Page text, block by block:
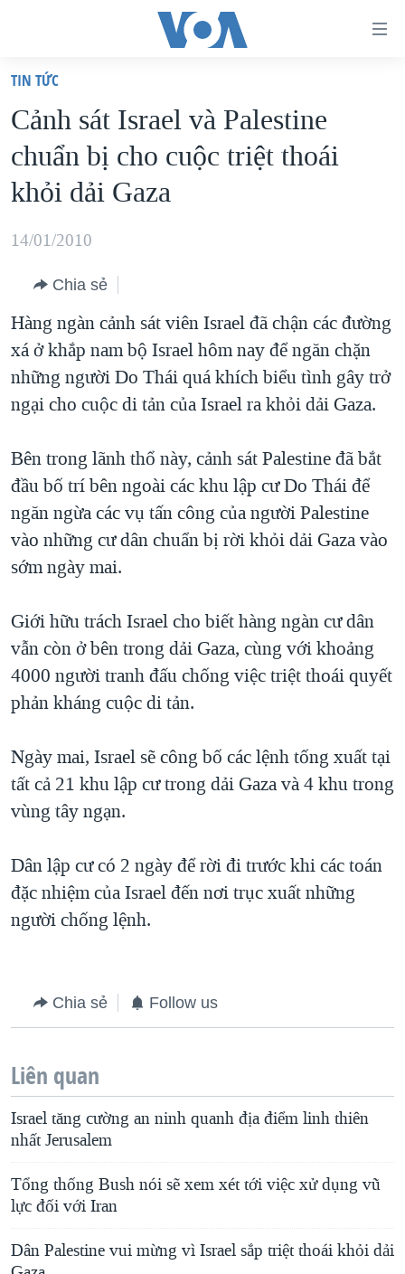
truy
cập
Tới
nội
chính
hướng
chính
Đi
tới
VIỆT NAM
HOA KỲ
BIỂN ĐÔNG
THẾ GIỚI
DIỄN ĐÀN
MỤC
TỰ DO BÁO CHÍ
VẠCH TRẦN TIN GIẢ
ĐỜI SỐNG
KINH TẾ
KHOA HỌC
SỨC KHOẺ
THỂ THAO
GIÁO DỤC
CHUYÊN ĐỀ
CHIẾN TRANH THƯƠNG MẠI CỦA MỸ: QUÁ KHỨ VÀ HIỆN
TẠI
MỘT NĂM CHIẾN TRANH TẠI DẢI GAZA
GIẢI MÃ VÀNH ĐAI & CON ĐƯỜNG
NGÀY TỊ NẠN THẾ GIỚI
TRỊNH VĨNH BÌNH - NGƯỜI HẠ 'BÊN THẮNG CUỘC'
CÁC GIÁ TRỊ CỘNG HÒA Ở VIỆT NAM
THƯỢNG ĐỈNH TRUMP-KIM TẠI VIỆT NAM
NGƯ DÂN VIỆT VÀ LÀN SÓNG TRỘM HẢI SÂM
HỌC TIẾNG ANH
NGHE
MẠNG XÃ HỘI
TIN TỨC
Cảnh sát Israel và Palestine
chuẩn bị cho cuộc triệt thoái
khỏi dải Gaza
14/01/2010
Chia sẻ
Hàng ngàn cảnh sát viên Israel đã chận các đường
xá ở khắp nam bộ Israel hôm nay để ngăn chặn
những người Do Thái quá khích biểu tình gây trở
ngại cho cuộc di tản của Israel ra khỏi dải Gaza.
Bên trong lãnh thổ này, cảnh sát Palestine đã bắt
đầu bố trí bên ngoài các khu lập cư Do Thái để
ngăn ngừa các vụ tấn công của người Palestine
vào những cư dân chuẩn bị rời khỏi dải Gaza vào
sớm ngày mai.
Giới hữu trách Israel cho biết hàng ngàn cư dân
vẫn còn ở bên trong dải Gaza, cùng với khoảng
4000 người tranh đấu chống việc triệt thoái quyết
phản kháng cuộc di tản.
Ngày mai, Israel sẽ công bố các lệnh tống xuất tại
tất cả 21 khu lập cư trong dải Gaza và 4 khu trong
vùng tây ngạn.
Dân lập cư có 2 ngày để rời đi trước khi các toán
đặc nhiệm của Israel đến nơi trục xuất những
người chống lệnh.
Chia sẻ Follow us
Liên quan
Israel tăng cường an ninh quanh địa điểm linh thiên
nhất Jerusalem
Tổng thống Bush nói sẽ xem xét tới việc xử dụng vũ
lực đối với Iran
Dân Palestine vui mừng vì Israel sắp triệt thoái khỏi dải